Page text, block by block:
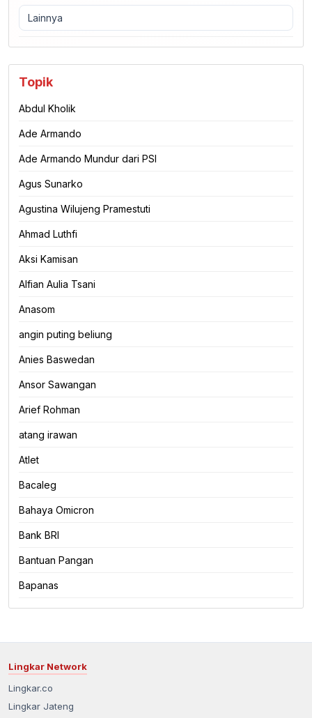
Lainnya
Topik
Abdul Kholik
Ade Armando
Ade Armando Mundur dari PSI
Agus Sunarko
Agustina Wilujeng Pramestuti
Ahmad Luthfi
Aksi Kamisan
Alfian Aulia Tsani
Anasom
angin puting beliung
Anies Baswedan
Ansor Sawangan
Arief Rohman
atang irawan
Atlet
Bacaleg
Bahaya Omicron
Bank BRI
Bantuan Pangan
Bapanas
Lingkar Network
Lingkar.co
Lingkar Jateng